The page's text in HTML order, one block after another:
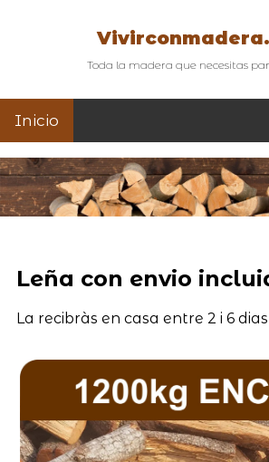
Toda la madera que necesitas
Inicio
Leña con envio
La recibràs en casa entre 2 i 6 dias